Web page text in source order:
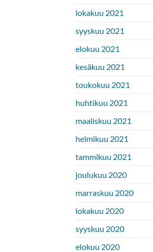
lokakuu 2021
syyskuu 2021
elokuu 2021
kesäkuu 2021
toukokuu 2021
huhtikuu 2021
maaliskuu 2021
helmikuu 2021
tammikuu 2021
joulukuu 2020
marraskuu 2020
lokakuu 2020
syyskuu 2020
elokuu 2020